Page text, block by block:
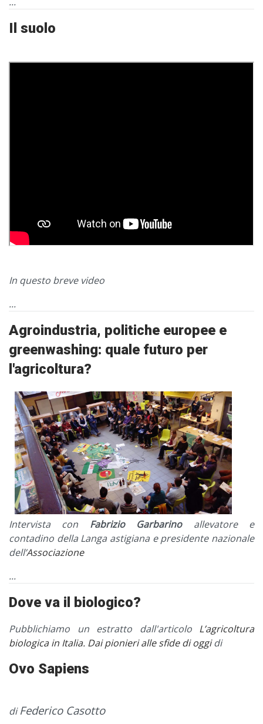
Il suolo
In questo breve video
...
Agroindustria, politiche europee e
greenwashing: quale futuro per
l'agricoltura?
Intervista con Fabrizio Garbarinoallevatore e
contadino della Langa astigiana e presidente nazionale
dell’Associazione
...
Dove va il biologico?
Pubblichiamo un estratto dall'articoloL’agricoltura
biologica in Italia. Dai pionieri alle sfide di oggidi
Ovo Sapiens
diFederico Casotto